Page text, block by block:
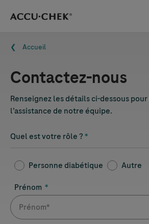
Skip navigation
Fil d'Ariane
Accueil
Contactez-nous
Renseignez les détails ci-dessous
l’assistance de notre équipe.
Quel est votre rôle ?
Personne diabétique
Autre
Prénom